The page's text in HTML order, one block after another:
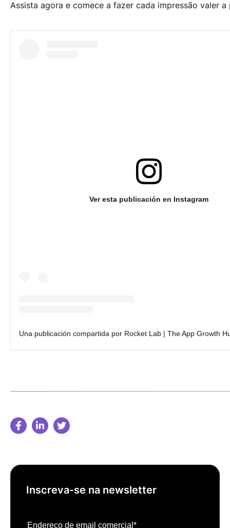
Assista agora e comece a fazer cada impressão valer a
Ver esta publicación en Instagram
Inscreva-se na newsletter